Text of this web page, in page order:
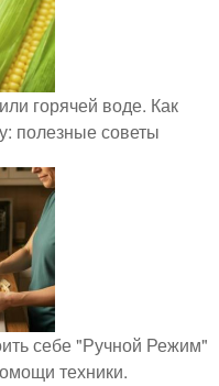
горячей воде. Как
полезные советы
себе "Ручной Режим"
техники.